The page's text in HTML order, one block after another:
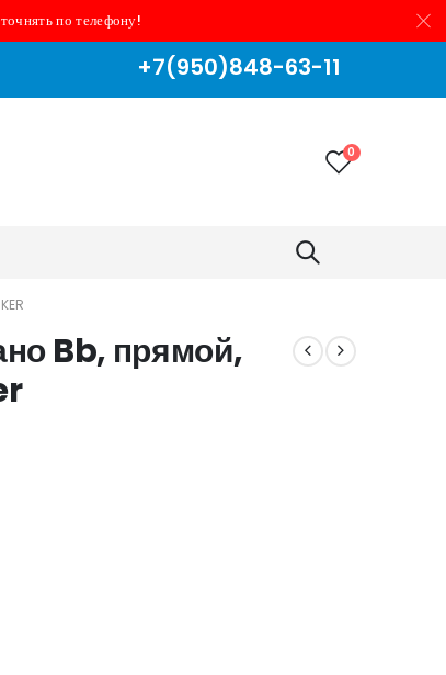
по телефону!
+7(950)848-63-11
0
Bb, прямой,